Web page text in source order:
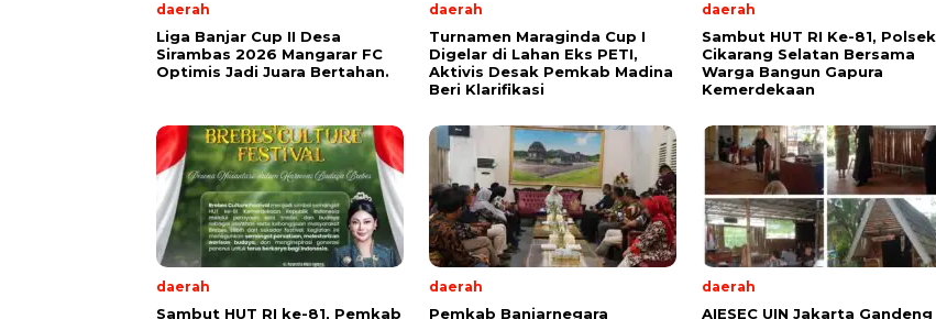
daerah
Liga Banjar Cup II Desa
Sirambas 2026 Mangarar FC
Optimis Jadi Juara Bertahan.
daerah
Turnamen Maraginda Cup I
Digelar di Lahan Eks PETI,
Aktivis Desak Pemkab Madina
Beri Klarifikasi
daerah
Sambut HUT RI Ke-81, Polsek
Cikarang Selatan Bersama
Warga Bangun Gapura
Kemerdekaan
daerah
Sambut HUT RI ke-81, Pemkab
daerah
Pemkab Banjarnegara
daerah
AIESEC UIN Jakarta Gandeng